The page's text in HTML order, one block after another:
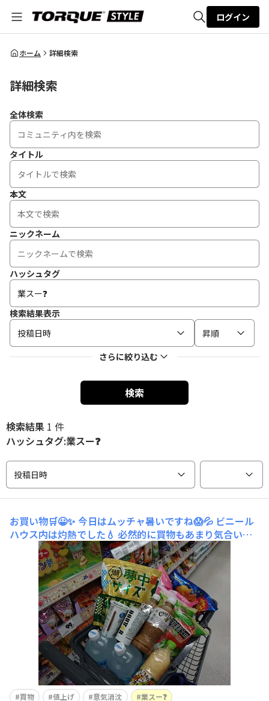
全体検索
ログイン
ホーム 詳細検索
詳細検索
全体検索
タイトル
本文
ニックネーム
ハッシュタグ
検索結果表示
投稿日時
昇順
さらに絞り込む
検索
検索結果 1 件
ハッシュタグ:業スー❓️
投稿日時
お買い物🛒😀✨今日はムッチャ暑いですね😱💦 ビニール
ハウス内は灼熱でした💧 必然的に買物もあまり気合い入
らす、、、ゼリーとかスポドリ、アイスが入りだしました
🛒😀💦 抹茶さんの投稿のメロン味発見😀💡切れていたマ
ヨ補充😀✨👍コレさえあれば大抵は美味しくいただける
😀 ほぼ全てムッ
買物 値上げ 意気消沈
業スー❓️